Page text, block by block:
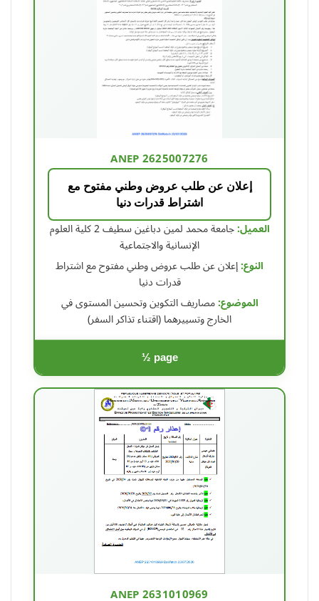
ANEP 2625007276
إعلان عن طلب عروض وطني مفتوح مع
اشتراط قدرات دنيا
العميل: جامعة محمد لمين دباغين سطيف 2 كلية العلوم
الإنسانية والاجتماعية
النوع:إعلان عن طلب عروض وطني مفتوح مع اشتراط
قدرات دنيا
الموضوع:مصاريف التكوين وتحسين المستوى في
الخارج وتسييرهما (اقتناء تذاكر السفر)
½ page
ANEP 2631010969